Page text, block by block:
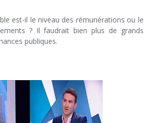
est-il le niveau des rémunérations ou le
? Il faudrait bien plus de grands
publiques.